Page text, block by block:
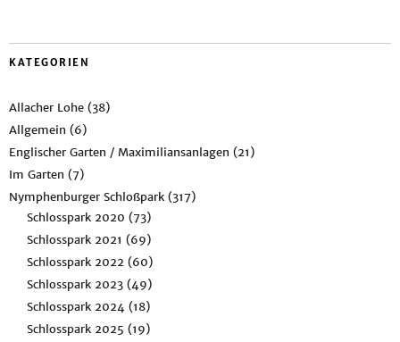
KATEGORIEN
Allacher Lohe (38)
Allgemein (6)
Englischer Garten / Maximiliansanlagen (21)
Im Garten (7)
Nymphenburger Schloßpark (317)
Schlosspark 2020 (73)
Schlosspark 2021 (69)
Schlosspark 2022 (60)
Schlosspark 2023 (49)
Schlosspark 2024 (18)
Schlosspark 2025 (19)